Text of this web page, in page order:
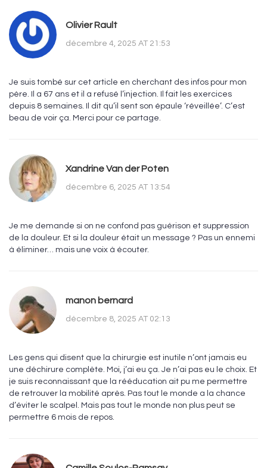
Olivier Rault
décembre 4, 2025 AT 21:53
Je suis tombé sur cet article en cherchant des infos pour mon
père. Il a 67 ans et il a refusé l’injection. Il fait les exercices
depuis 8 semaines. Il dit qu’il sent son épaule ‘réveillée’. C’est
beau de voir ça. Merci pour ce partage.
Xandrine Van der Poten
décembre 6, 2025 AT 13:54
Je me demande si on ne confond pas guérison et suppression
de la douleur. Et si la douleur était un message ? Pas un ennemi
à éliminer… mais une voix à écouter.
manon bernard
décembre 8, 2025 AT 02:13
Les gens qui disent que la chirurgie est inutile n’ont jamais eu
une déchirure complète. Moi, j’ai eu ça. Je n’ai pas eu le choix. Et
je suis reconnaissant que la rééducation ait pu me permettre
de retrouver la mobilité après. Pas tout le monde a la chance
d’éviter le scalpel. Mais pas tout le monde non plus peut se
permettre 6 mois de repos.